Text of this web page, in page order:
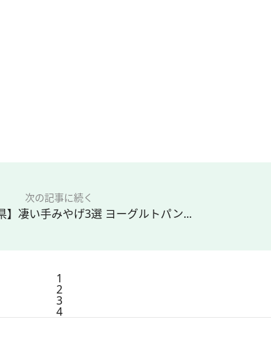
次の記事に続く
】凄い手みやげ3選 ヨーグルトパン...
1
2
3
4